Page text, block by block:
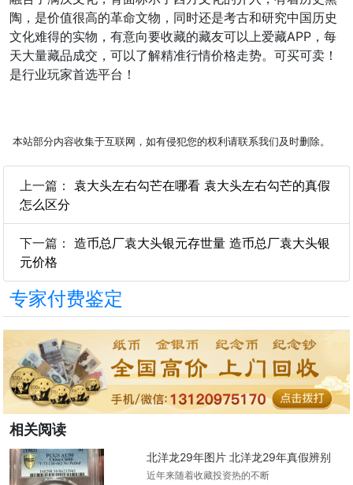
陶，是价值很高的革命文物，同时还是考古和研究中国历史
文化难得的实物，有意向要收藏的藏友可以上爱藏APP，每
天大量藏品成交，可以了解精准行情价格走势。可买可卖！
是行业玩家首选平台！
本站部分内容收集于互联网，如有侵犯您的权利请联系我们及时删除。
上一篇： 袁大头左右勾芒在哪看 袁大头左右勾芒的真假
怎么区分
下一篇： 造币总厂袁大头银元存世量 造币总厂袁大头银
元价格
专家付费鉴定
相关阅读
北洋龙29年图片 北洋龙29年真假辨别
近年来随着收藏投资热的不断